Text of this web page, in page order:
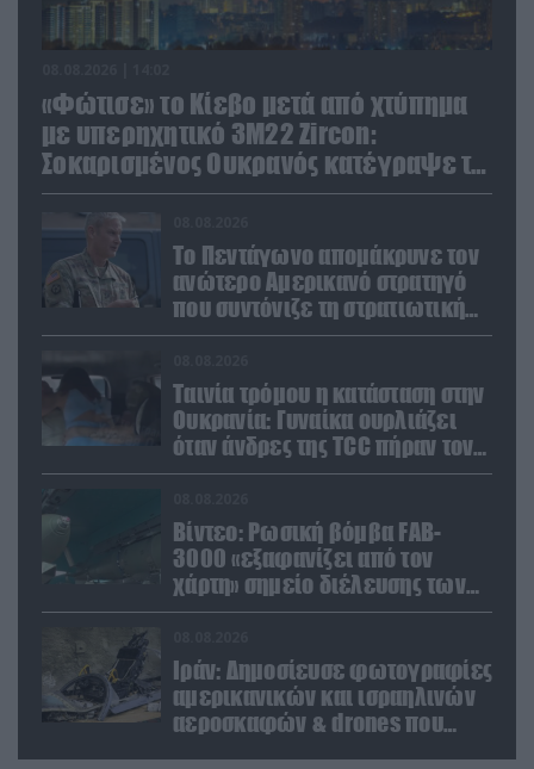
«Φώτισε» το Κίεβο μετά από χτύπημα
με υπερηχητικό 3M22 Zircon:
Σοκαρισμένος Ουκρανός κατέγραψε τη
στιγμή (βίντεο)
Το Πεντάγωνο απομάκρυνε τον
ανώτερο Αμερικανό στρατηγό
που συντόνιζε τη στρατιωτική
βοήθεια προς την Ουκρανία
Ταινία τρόμου η κατάσταση στην
Ουκρανία: Γυναίκα ουρλιάζει
όταν άνδρες της TCC πήραν τον
σύντροφό της (βίντεο)
Βίντεο: Ρωσική βόμβα FAB-
3000 «εξαφανίζει από τον
χάρτη» σημείο διέλευσης των
ουκρανικών δυνάμεων στην
Ιράν: Δημοσίευσε φωτογραφίες
αμερικανικών και ισραηλινών
αεροσκαφών & drones που